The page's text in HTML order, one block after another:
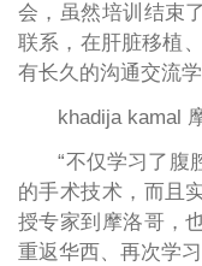
会，虽然培训结束
联系，在肝脏移植
有长久的沟通交流
khadija kamal
“不仅学习了腹
的手术技术，而且
授专家到摩洛哥，
重返华西、再次学习